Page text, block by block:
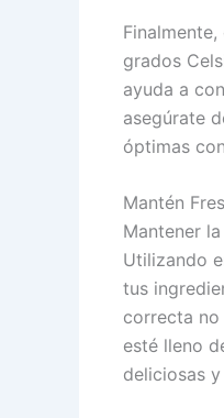
grados
ayuda a
asegúrate
óptimas
Mantén
Mantener
Utilizando
tus
correcta
esté lleno
deliciosas